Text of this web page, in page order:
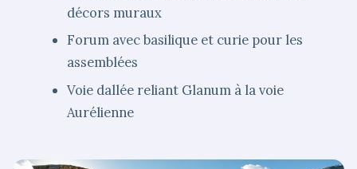
décors muraux
Forum avec basilique et curie pour les
assemblées
Voie dallée reliant Glanum à la voie
Aurélienne